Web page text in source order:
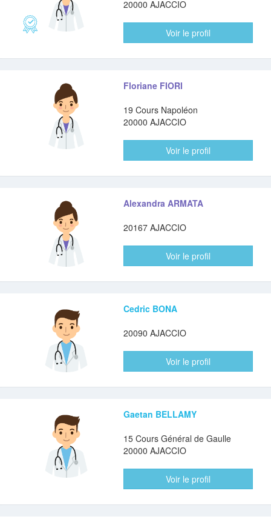
20000 AJACCIO
Voir le profil
Floriane FIORI
19 Cours Napoléon
20000 AJACCIO
Voir le profil
Alexandra ARMATA
20167 AJACCIO
Voir le profil
Cedric BONA
20090 AJACCIO
Voir le profil
Gaetan BELLAMY
15 Cours Général de Gaulle
20000 AJACCIO
Voir le profil